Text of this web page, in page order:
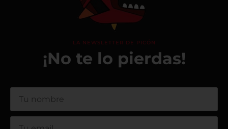
LA NEWSLETTER DE PICÓN
¡No te lo pierdas!